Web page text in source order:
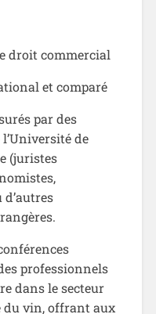
droit commercial
et comparé
par des
de
(juristes
professionnels
dans le secteur
du vin, offrant aux